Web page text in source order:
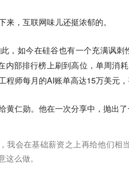
，互联网味儿还挺浓郁的。
，如今在硅谷也有一个充满讽刺
内部排行榜上刷到高位，单周消
程师每月的AI账单高达15万美元，
黄仁勋。他在一次分享中，抛出
我会在基础薪资之上再给他们相
这么做。